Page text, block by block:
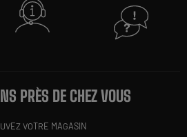
PRÈS DE CHEZ VOUS
VOTRE MAGASIN